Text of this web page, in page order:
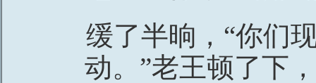
缓了半晌，“你们
动。”老王顿了下